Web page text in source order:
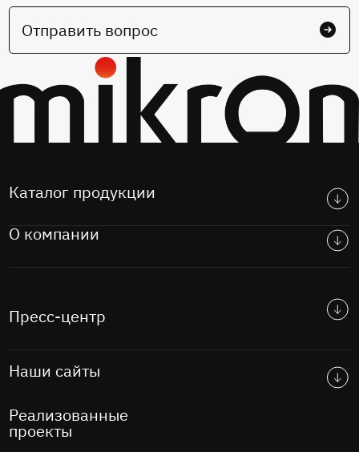
Отправить вопрос
Каталог продукции
О компании
Пресс-центр
Наши сайты
Реализованные
проекты